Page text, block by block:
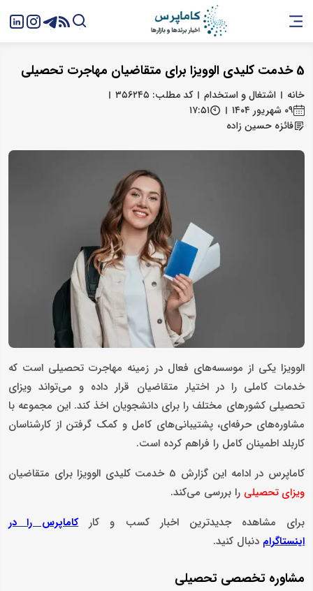
5 خدمت کلیدی الوویزا برای متقاضیان مهاجرت تحصیلی
خانه اشتغال و استخدام
کد مطلب: ۳۵۶۲۴۵
۰۹ شهریور ۱۴۰۴
۱۷:۵۱
فائزه حسین زاده
الوویزا یکی از موسسه‌های فعال در زمینه مهاجرت تحصیلی است که
خدمات کاملی را در اختیار متقاضیان قرار داده و می‌تواند ویزای
تحصیلی کشورهای مختلف را برای دانشجویان اخذ کند. این مجموعه با
مشاوره‌های حرفه‌ای، پشتیبانی‌های کامل و کمک گرفتن از کارشناسان
کاربلد اطمینان کامل را فراهم کرده است.
کاماپرس در ادامه این گزارش 5 خدمت کلیدی الوویزا برای متقاضیان
ویزای تحصیلی را بررسی می‌کند.
برای مشاهده جدیدترین اخبار کسب و کارکاماپرس را در
اینستاگرام دنبال کنید.
مشاوره تخصصی تحصیلی